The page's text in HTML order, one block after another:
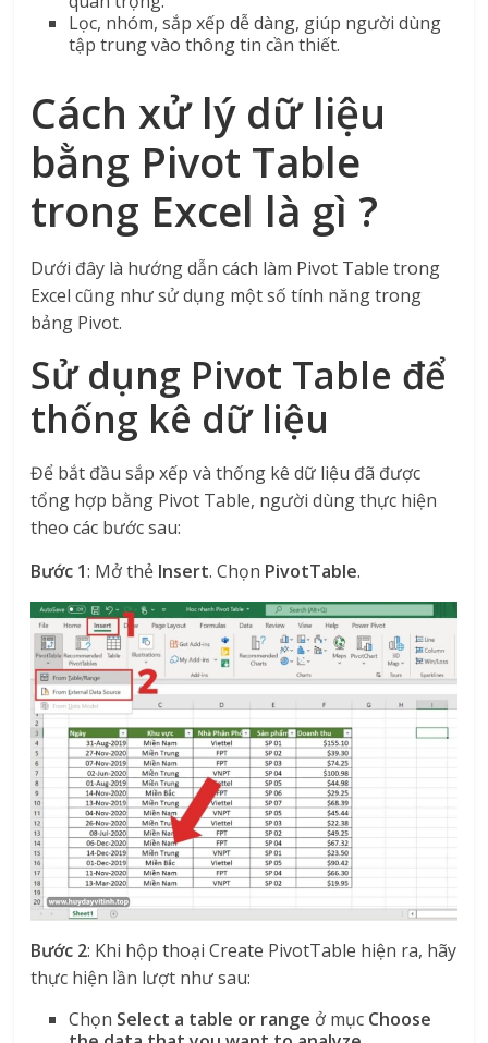
Lọc, nhóm, sắp xếp dễ dàng, giúp người dùng
tập trung vào thông tin cần thiết.
Cách xử lý dữ liệu
bằng Pivot Table
trong Excel là gì ?
Dưới đây là hướng dẫn cách làm Pivot Table trong
Excel cũng như sử dụng một số tính năng trong
bảng Pivot.
Sử dụng Pivot Table để
thống kê dữ liệu
Để bắt đầu sắp xếp và thống kê dữ liệu đã được
tổng hợp bằng Pivot Table, người dùng thực hiện
theo các bước sau:
Bước 1: Mở thẻ Insert. Chọn PivotTable.
Bước 2: Khi hộp thoại Create PivotTable hiện ra, hãy
thực hiện lần lượt như sau:
Chọn Select a table or range ở mục Choose